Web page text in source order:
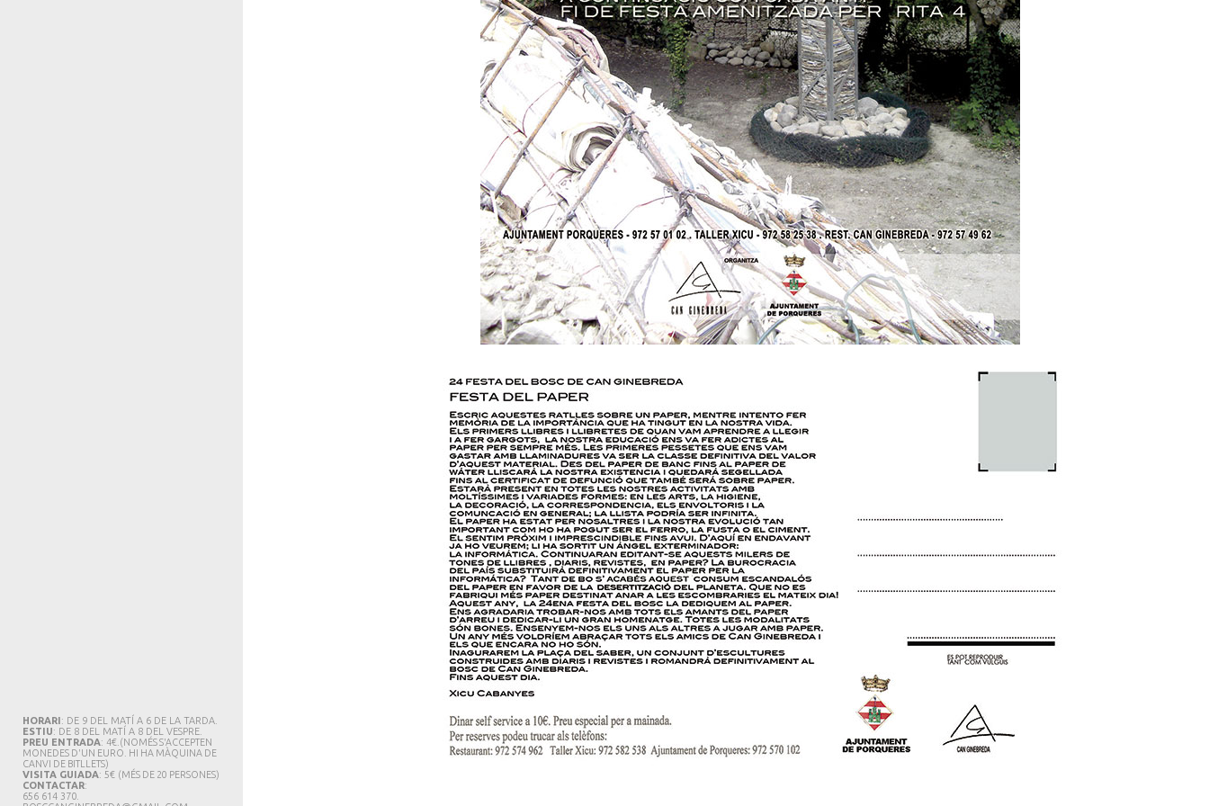
HORARI: DE 9 DEL MATÍ A 6 DE LA TARDA.
ESTIU: DE 8 DEL MATÍ A 8 DEL VESPRE.
PREU ENTRADA: 4€. (NOMÉS S'ACCEPTEN
MONEDES D'UN EURO. HI HA MÀQUINA DE
CANVI DE BITLLETS)
VISITA GUIADA: 5€ (MÉS DE 20 PERSONES)
CONTACTAR:
656 614 370.